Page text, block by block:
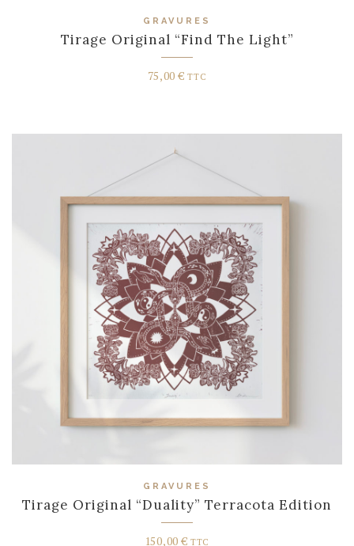
GRAVURES
Tirage Original “Find The Light”
75,00€ TTC
GRAVURES
Tirage Original “Duality” Terracota Edition
150,00€ TTC